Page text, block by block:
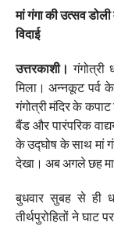
मां गंगा की उत्सव
विदाई
उत्तरकाशी।
मिला। अन्नकूट पर्व
गंगोत्री मंदिर के
बैंड और पारंपरिक
के उद्घोष के साथ मां
देखा। अब अगले छह माह
बुधवार सुबह से ही
तीर्थपुरोहितों ने